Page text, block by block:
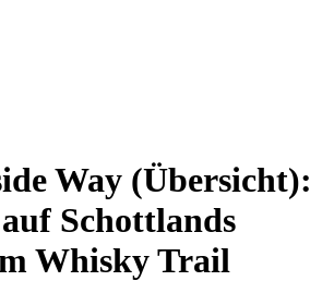
Way (Übersicht):
Schottlands
Whisky Trail